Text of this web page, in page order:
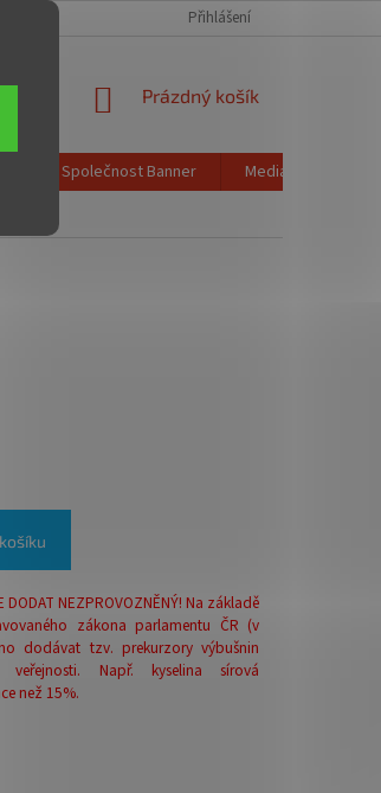
ZPĚTNÝ ODBĚR
Přihlášení
NÁKUPNÍ
Prázdný košík
Společnost Banner Media info
DODAT NEZPROVOZNĚNÝ! Na základě
zákona parlamentu ČR (v
dodávat tzv. prekurzory výbušnin
Např. kyselina sírová
než 15%.